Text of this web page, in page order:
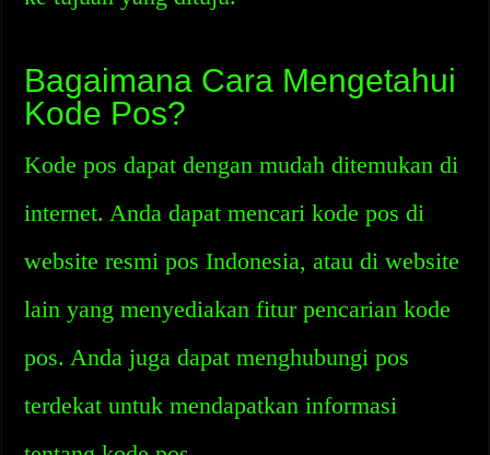
Bagaimana Cara Mengetahui
Kode Pos?
Kode pos dapat dengan mudah ditemukan di
internet. Anda dapat mencari kode pos di
website resmi pos Indonesia, atau di website
lain yang menyediakan fitur pencarian kode
pos. Anda juga dapat menghubungi pos
terdekat untuk mendapatkan informasi